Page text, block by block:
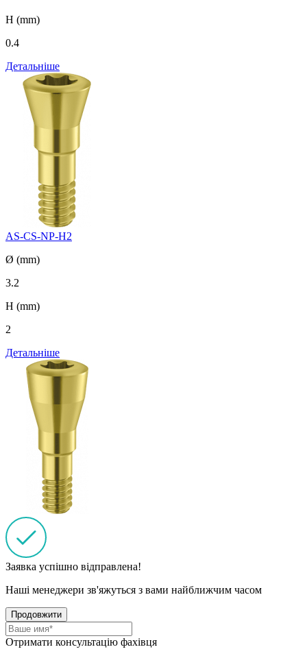
H (mm)
0.4
Детальніше
AS-CS-NP-H2
Ø (mm)
3.2
H (mm)
2
Детальніше
Заявка успішно відправлена!
Наші менеджери зв'яжуться з вами найближчим часом
Продовжити
Отримати консультацію фахівця